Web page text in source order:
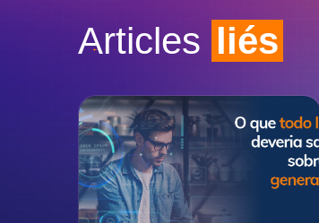
Articles liés